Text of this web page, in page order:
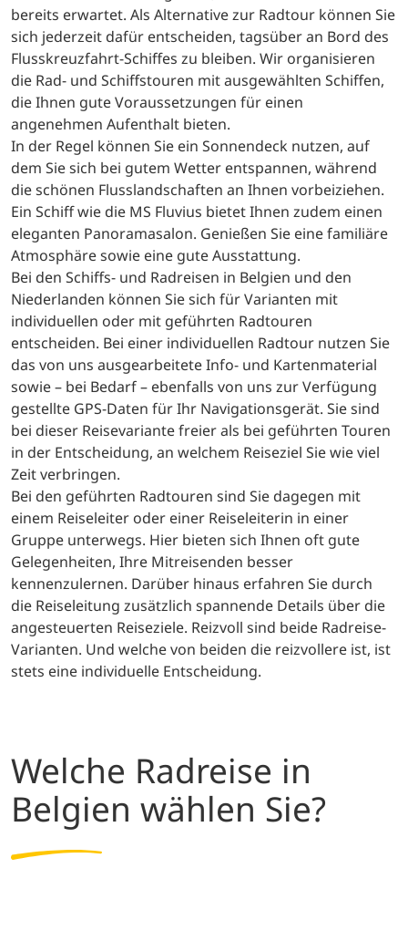
bereits erwartet. Als Alternative zur Radtour können Sie
sich jederzeit dafür entscheiden, tagsüber an Bord des
Flusskreuzfahrt-Schiffes zu bleiben. Wir organisieren
die Rad- und Schiffstouren mit ausgewählten Schiffen,
die Ihnen gute Voraussetzungen für einen
angenehmen Aufenthalt bieten.
In der Regel können Sie ein Sonnendeck nutzen, auf
dem Sie sich bei gutem Wetter entspannen, während
die schönen Flusslandschaften an Ihnen vorbeiziehen.
Ein Schiff wie die MS Fluvius bietet Ihnen zudem einen
eleganten Panoramasalon. Genießen Sie eine familiäre
Atmosphäre sowie eine gute Ausstattung.
Bei den Schiffs- und Radreisen in Belgien und den
Niederlanden können Sie sich für Varianten mit
individuellen oder mit geführten Radtouren
entscheiden. Bei einer individuellen Radtour nutzen Sie
das von uns ausgearbeitete Info- und Kartenmaterial
sowie – bei Bedarf – ebenfalls von uns zur Verfügung
gestellte GPS-Daten für Ihr Navigationsgerät. Sie sind
bei dieser Reisevariante freier als bei geführten Touren
in der Entscheidung, an welchem Reiseziel Sie wie viel
Zeit verbringen.
Bei den geführten Radtouren sind Sie dagegen mit
einem Reiseleiter oder einer Reiseleiterin in einer
Gruppe unterwegs. Hier bieten sich Ihnen oft gute
Gelegenheiten, Ihre Mitreisenden besser
kennenzulernen. Darüber hinaus erfahren Sie durch
die Reiseleitung zusätzlich spannende Details über die
angesteuerten Reiseziele. Reizvoll sind beide Radreise-
Varianten. Und welche von beiden die reizvollere ist, ist
stets eine individuelle Entscheidung.
Welche Radreise in
Belgien wählen Sie?